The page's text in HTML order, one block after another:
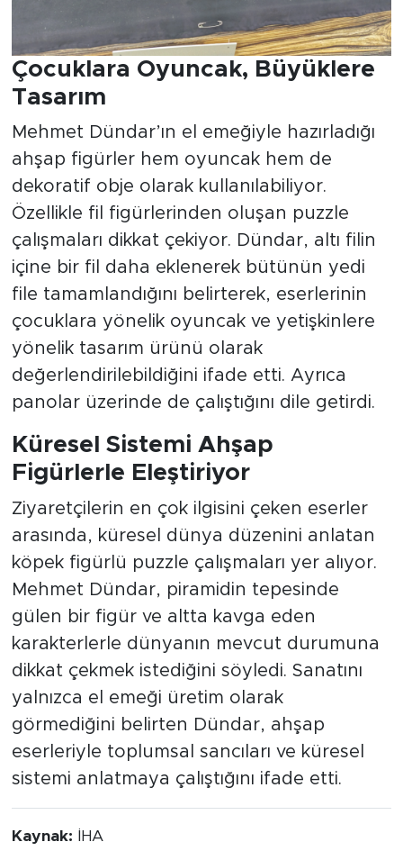
Çocuklara Oyuncak, Büyüklere
Tasarım
Mehmet Dündar’ın el emeğiyle hazırladığı
ahşap figürler hem oyuncak hem de
dekoratif obje olarak kullanılabiliyor.
Özellikle fil figürlerinden oluşan puzzle
çalışmaları dikkat çekiyor. Dündar, altı filin
içine bir fil daha eklenerek bütünün yedi
file tamamlandığını belirterek, eserlerinin
çocuklara yönelik oyuncak ve yetişkinlere
yönelik tasarım ürünü olarak
değerlendirilebildiğini ifade etti. Ayrıca
panolar üzerinde de çalıştığını dile getirdi.
Küresel Sistemi Ahşap
Figürlerle Eleştiriyor
Ziyaretçilerin en çok ilgisini çeken eserler
arasında, küresel dünya düzenini anlatan
köpek figürlü puzzle çalışmaları yer alıyor.
Mehmet Dündar, piramidin tepesinde
gülen bir figür ve altta kavga eden
karakterlerle dünyanın mevcut durumuna
dikkat çekmek istediğini söyledi. Sanatını
yalnızca el emeği üretim olarak
görmediğini belirten Dündar, ahşap
eserleriyle toplumsal sancıları ve küresel
sistemi anlatmaya çalıştığını ifade etti.
Kaynak: İHA